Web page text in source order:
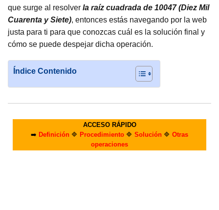
que surge al resolver la raíz cuadrada de 10047 (Diez Mil
Cuarenta y Siete), entonces estás navegando por la web
justa para ti para que conozcas cuál es la solución final y
cómo se puede despejar dicha operación.
Índice Contenido
ACCESO RÁPIDO
➡️ Definición 🔷 Procedimiento 🔷 Solución 🔷 Otras
operaciones